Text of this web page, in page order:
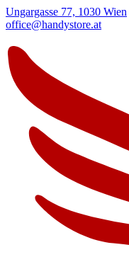
Ungargasse 77, 1030 Wien
office@handystore.at